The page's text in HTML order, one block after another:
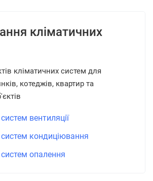
кліматичних
кліматичних систем для
котеджів, квартир та
вентиляції
кондиціювання
опалення